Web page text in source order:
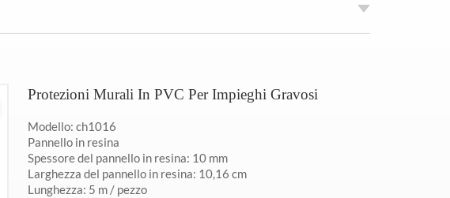
Protezioni Murali In PVC Per Impieghi Gravosi
Modello: ch1016
Pannello in resina
Spessore del pannello in resina: 10 mm
Larghezza del pannello in resina: 10,16 cm
Lunghezza: 5 m / pezzo